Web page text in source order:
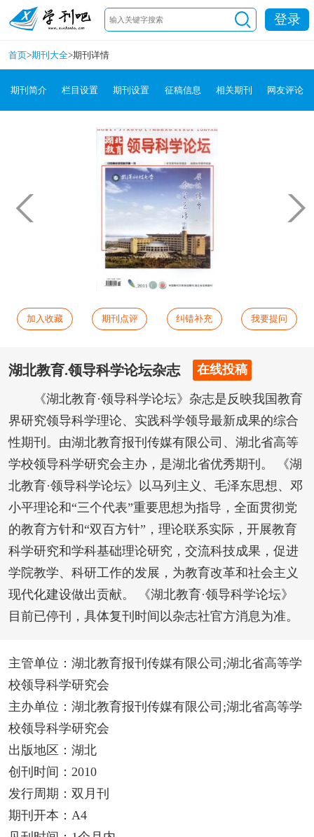
登录
首页>期刊大全>期刊详情
期刊简介 栏目设置 期刊设置 征稿信息 相关期刊 网友评论
加入收藏 期刊点评 纠错补充 我要提问
湖北教育.领导科学论坛杂志 在线投稿
《湖北教育·领导科学论坛》杂志是反映我国教育
界研究领导科学理论、实践科学领导最新成果的综合
性期刊。由湖北教育报刊传媒有限公司、湖北省高等
学校领导科学研究会主办，是湖北省优秀期刊。 《湖
北教育·领导科学论坛》以马列主义、毛泽东思想、邓
小平理论和“三个代表”重要思想为指导，全面贯彻党
的教育方针和“双百方针”，理论联系实际，开展教育
科学研究和学科基础理论研究，交流科技成果，促进
学院教学、科研工作的发展，为教育改革和社会主义
现代化建设做出贡献。 《湖北教育·领导科学论坛》
目前已停刊，具体复刊时间以杂志社官方消息为准。
主管单位：湖北教育报刊传媒有限公司;湖北省高等学
校领导科学研究会
主办单位：湖北教育报刊传媒有限公司;湖北省高等学
校领导科学研究会
出版地区：湖北
创刊时间：2010
发行周期：双月刊
期刊开本：A4